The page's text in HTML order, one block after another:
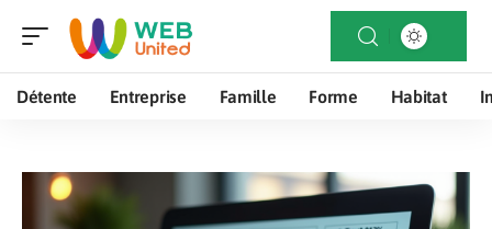
Détente Entreprise Famille Forme Habitat